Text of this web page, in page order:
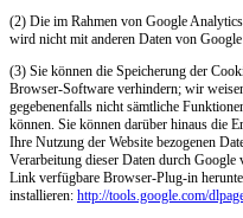
(2) Die im Rahmen von Google
wird nicht mit anderen Daten von
(3) Sie können die Speicherung der
Browser-Software verhindern; wir
gegebenenfalls nicht sämtliche
können. Sie können darüber hinaus die
Ihre Nutzung der Website bezogenen
Verarbeitung dieser Daten durch Google
Link verfügbare Browser-Plug-in
installieren: http://tools.google.com/